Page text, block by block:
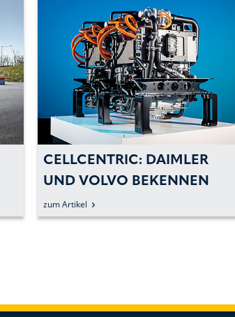
CELLCENTRIC: DAIMLER
UND VOLVO BEKENNEN
SICH ZUR
WASSERSTOFFBASIERTEN
zum Artikel